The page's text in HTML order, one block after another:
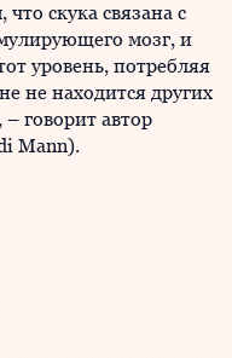
скука связана с
мозг, и
уровень, потребляя
не находится других
– говорит автор
Mann).